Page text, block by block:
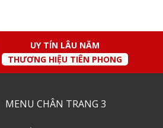
UY TÍN LÂU NĂM
THƯƠNG HIỆU TIÊN PHONG
MENU CHÂN TRANG 3